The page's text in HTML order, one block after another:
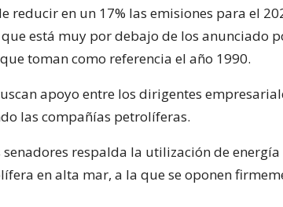
reducir en un 17% las emisiones para el
está muy por debajo de los anunciado
toman como referencia el año 1990.
apoyo entre los dirigentes
las compañías petrolíferas.
senadores respalda la utilización de
en alta mar, a la que se oponen